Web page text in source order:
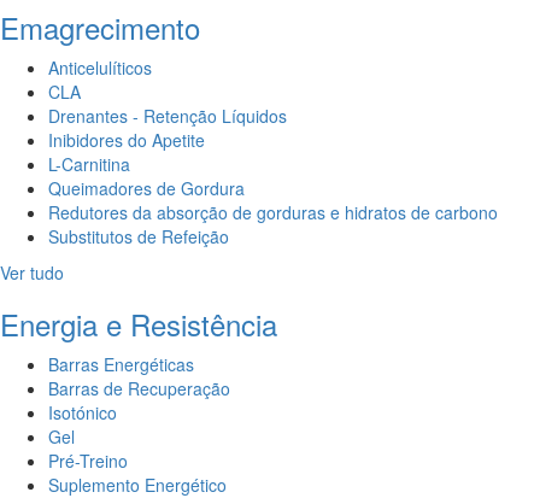
Emagrecimento
Anticelulíticos
CLA
Drenantes - Retenção Líquidos
Inibidores do Apetite
L-Carnitina
Queimadores de Gordura
Redutores da absorção de gorduras e hidratos de carbono
Substitutos de Refeição
Ver tudo
Energia e Resistência
Barras Energéticas
Barras de Recuperação
Isotónico
Gel
Pré-Treino
Suplemento Energético